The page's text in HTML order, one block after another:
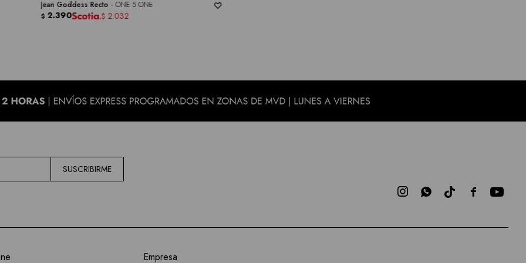
Jean Goddess Recto -ONE 5 ONE
$ 2.390 $ 2.032
SUSCRIBIRME

 
Empresa